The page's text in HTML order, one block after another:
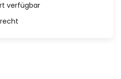
verfügbar